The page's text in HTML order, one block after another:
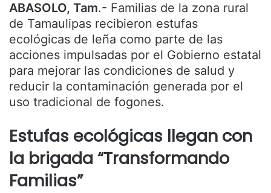
ABASOLO, Tam.- Familias de la zona rural
de Tamaulipas recibieron estufas
ecológicas de leña como parte de las
acciones impulsadas por el Gobierno estatal
para mejorar las condiciones de salud y
reducir la contaminación generada por el
uso tradicional de fogones.
Estufas ecológicas llegan con
la brigada “Transformando
Familias”